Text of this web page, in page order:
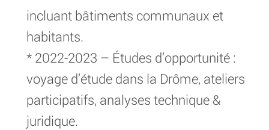
incluant bâtiments communaux et
habitants.
* 2022-2023 – Études d’opportunité :
voyage d’étude dans la Drôme, ateliers
participatifs, analyses technique &
juridique.